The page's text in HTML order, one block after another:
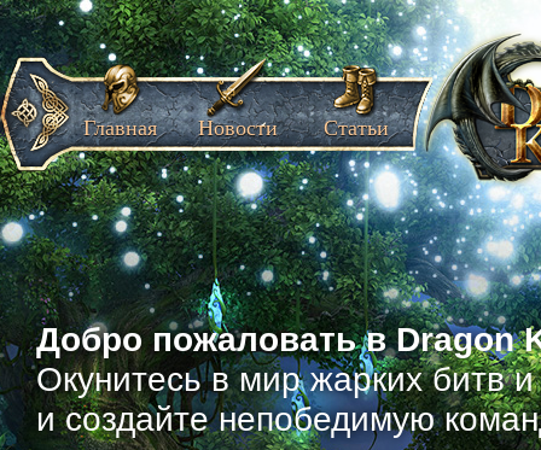
Добро пожаловать в Dragon
Окунитесь в мир жарких битв
и создайте непобедимую
Главная Новости Статьи